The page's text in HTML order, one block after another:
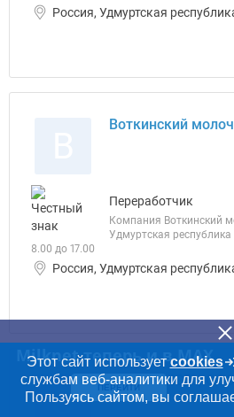
Россия, Удмуртская
Воткинский
Переработчик
Компания Воткинский
Удмуртская
8.00 до 17.00
Россия, Удмуртская
О
Орбита-МСБУ, ООО
Milknet теперь и в MAX
ПЕРЕЙТИ
Этот сайт использует cookies
службам веб-аналитики для
Пользуясь сайтом, вы